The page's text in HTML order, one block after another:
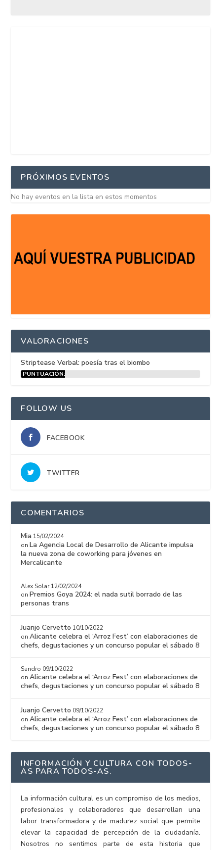
PRÓXIMOS EVENTOS
No hay eventos en la lista en estos momentos
VALORACIONES
Striptease Verbal: poesía tras el biombo
PUNTUACIÓN:
FOLLOW US
FACEBOOK
TWITTER
COMENTARIOS
Mia 15/02/2024
on La Agencia Local de Desarrollo de Alicante impulsa
la nueva zona de coworking para jóvenes en
Mercalicante
Alex Solar 12/02/2024
on Premios Goya 2024: el nada sutil borrado de las
personas trans
Juanjo Cervetto 10/10/2022
onAlicante celebra el ‘Arroz Fest’ con elaboraciones de
chefs, degustaciones y un concurso popular el sábado 8
Sandro 09/10/2022
onAlicante celebra el ‘Arroz Fest’ con elaboraciones de
chefs, degustaciones y un concurso popular el sábado 8
Juanjo Cervetto 09/10/2022
onAlicante celebra el ‘Arroz Fest’ con elaboraciones de
chefs, degustaciones y un concurso popular el sábado 8
INFORMACIÓN Y CULTURA CON TODOS-
AS PARA TODOS-AS.
La información cultural es un compromiso de los medios,
profesionales y colaboradores que desarrollan una
labor transformadora y de madurez social que permite
elevar la capacidad de percepción de la ciudadanía.
Nosotros no sentimos parte de esta historia que